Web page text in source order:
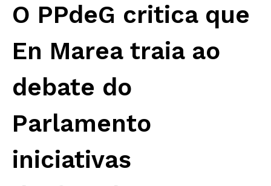
O PPdeG critica que
En Marea traia ao
debate do
Parlamento
iniciativas